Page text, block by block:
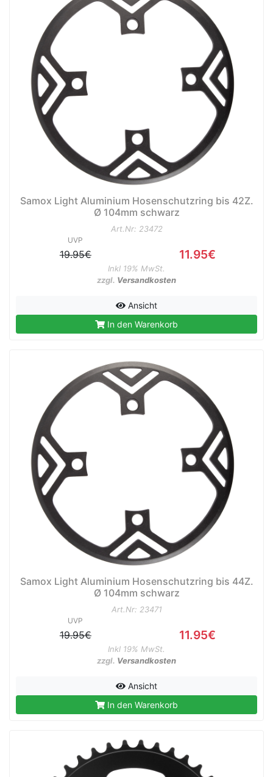
Samox Light Aluminium Hosenschutzring bis 42Z.
Ø 104mm schwarz
Art.Nr: 23472
UVP
19.95€ 11.95€
Inkl 19% MwSt.
zzgl. Versandkosten
Ansicht
In den Warenkorb
Samox Light Aluminium Hosenschutzring bis 44Z.
Ø 104mm schwarz
Art.Nr: 23471
UVP
19.95€ 11.95€
Inkl 19% MwSt.
zzgl. Versandkosten
Ansicht
In den Warenkorb